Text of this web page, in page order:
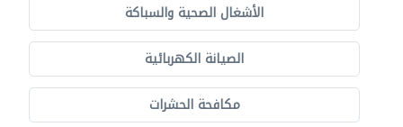
الأشغال الصحية والسباكة
الصيانة الكهربائية
مكافحة الحشرات